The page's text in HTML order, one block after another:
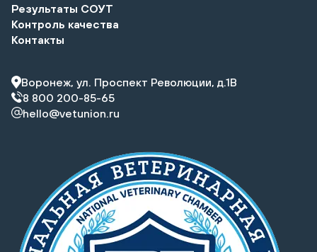
Результаты СОУТ
Контроль качества
Контакты
Воронеж, ул. Проспект Революции, д.1В
8 800 200-85-65
hello@vetunion.ru